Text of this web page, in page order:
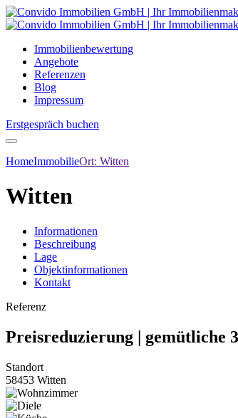
Immobilienbewertung
Angebote
Referenzen
Blog
Impressum
Erstgespräch buchen
HomeImmobilieOrt: Witten
Witten
Informationen
Beschreibung
Lage
Objektinformationen
Kontakt
Referenz
Preisreduzierung | gemütliche
Standort
58453 Witten